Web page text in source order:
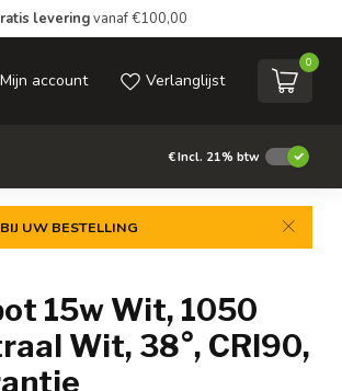
leveringvanaf €100,00
Mijn account Verlanglijst
0
€Incl. 21% btw
UW BESTELLING
15w Wit, 1050
Wit, 38°, CRI90,